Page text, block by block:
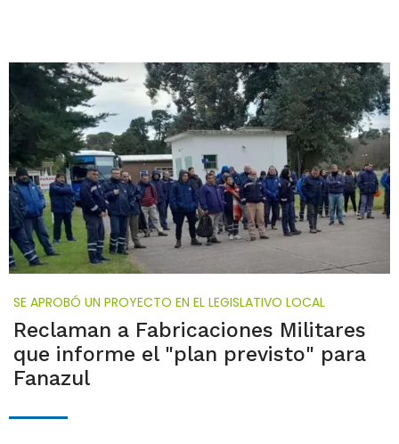
SE APROBÓ UN PROYECTO EN EL LEGISLATIVO LOCAL
Reclaman a Fabricaciones Militares
que informe el "plan previsto" para
Fanazul